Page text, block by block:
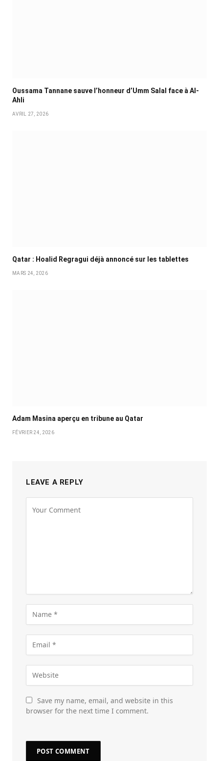
Oussama Tannane sauve l’honneur d’Umm Salal face à Al-
Ahli
AVRIL 27, 2026
Qatar : Hoalid Regragui déjà annoncé sur les tablettes
MARS 24, 2026
Adam Masina aperçu en tribune au Qatar
FÉVRIER 24, 2026
LEAVE A REPLY
Save my name, email, and website in this
browser for the next time I comment.